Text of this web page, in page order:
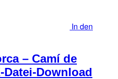
In den
– Camí de
Datei-Download